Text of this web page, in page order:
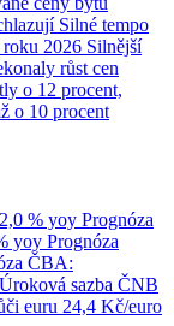
Silné tempo
roku 2026 Silnější
růst cen
o 12 procent,
o 10 procent
2,0 % yoy Prognóza
yoy Prognóza
ČBA:
sazba ČNB
euru 24,4 Kč/euro